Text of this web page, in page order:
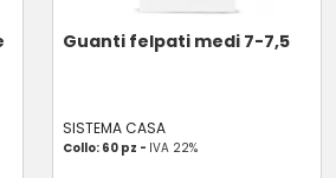
Guanti felpati medi 7-7,5
SISTEMA CASA
Collo: 60 pz - IVA 22%